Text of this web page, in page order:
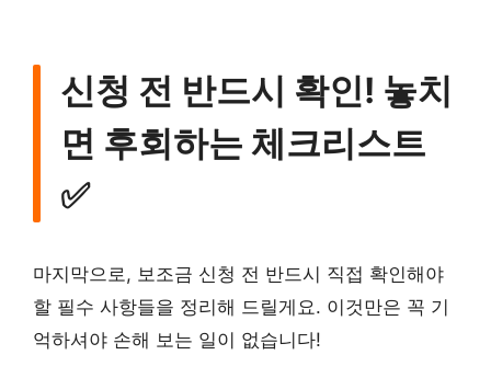
신청 전 반드시 확인! 놓치
면 후회하는 체크리스트
✅
마지막으로, 보조금 신청 전 반드시 직접 확인해야
할 필수 사항들을 정리해 드릴게요. 이것만은 꼭 기
억하셔야 손해 보는 일이 없습니다!